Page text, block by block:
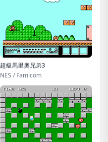
超級馬里奧兄弟3
NES / Famicom